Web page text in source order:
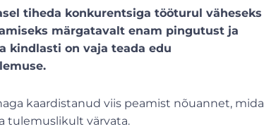
tiheda konkurentsiga tööturul väheseks
märgatavalt enam pingutust ja
kindlasti on vaja teada edu
kaardistanud viis peamist nõuannet, mida
tulemuslikult värvata.